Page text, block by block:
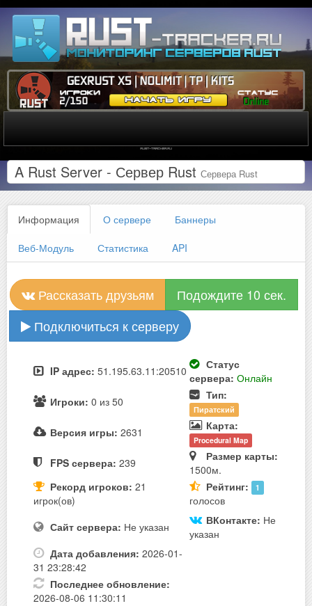
A Rust Server - Сервер Rust Сервера Rust
Информация О сервере Баннеры
Веб-Модуль Статистика API
Рассказать друзьям
Подождите 10 сек.
Подключиться к серверу
IP адрес: 51.195.63.11:20510
Статус
сервера: Онлайн
Игроки: 0 из 50 Тип:
Пиратский
Версия игры: 2631 Карта:
Procedural Map
FPS сервера: 239
Размер карты:
1500м.
Рекорд игроков: 21
игрок(ов)
Рейтинг: 1
голосов
Сайт сервера: Не указан ВКонтакте: Не
указан
Дата добавления: 2026-01-
31 23:28:42
Последнее обновление:
2026-08-06 11:30:11